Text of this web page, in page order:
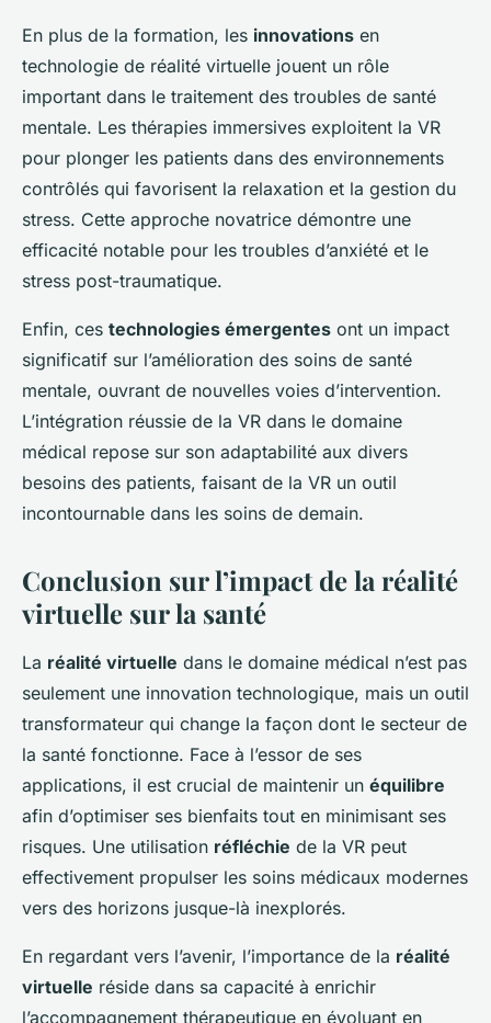
En plus de la formation, les innovations en
technologie de réalité virtuelle jouent un rôle
important dans le traitement des troubles de santé
mentale. Les thérapies immersives exploitent la VR
pour plonger les patients dans des environnements
contrôlés qui favorisent la relaxation et la gestion du
stress. Cette approche novatrice démontre une
efficacité notable pour les troubles d’anxiété et le
stress post-traumatique.
Enfin, ces technologies émergentes ont un impact
significatif sur l’amélioration des soins de santé
mentale, ouvrant de nouvelles voies d’intervention.
L’intégration réussie de la VR dans le domaine
médical repose sur son adaptabilité aux divers
besoins des patients, faisant de la VR un outil
incontournable dans les soins de demain.
Conclusion sur l’impact de la réalité
virtuelle sur la santé
La réalité virtuelle dans le domaine médical n’est pas
seulement une innovation technologique, mais un outil
transformateur qui change la façon dont le secteur de
la santé fonctionne. Face à l’essor de ses
applications, il est crucial de maintenir un équilibre
afin d’optimiser ses bienfaits tout en minimisant ses
risques. Une utilisation réfléchie de la VR peut
effectivement propulser les soins médicaux modernes
vers des horizons jusque-là inexplorés.
En regardant vers l’avenir, l’importance de la réalité
virtuelle réside dans sa capacité à enrichir
l’accompagnement thérapeutique en évoluant en